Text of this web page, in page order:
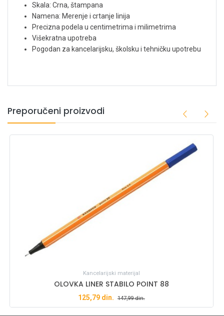
Skala: Crna, štampana
Namena: Merenje i crtanje linija
Precizna podela u centimetrima i milimetrima
Višekratna upotreba
Pogodan za kancelarijsku, školsku i tehničku upotrebu
Preporučeni proizvodi
Kancelarijski materijal
OLOVKA LINER STABILO POINT 88
125,79din. 147,99din.